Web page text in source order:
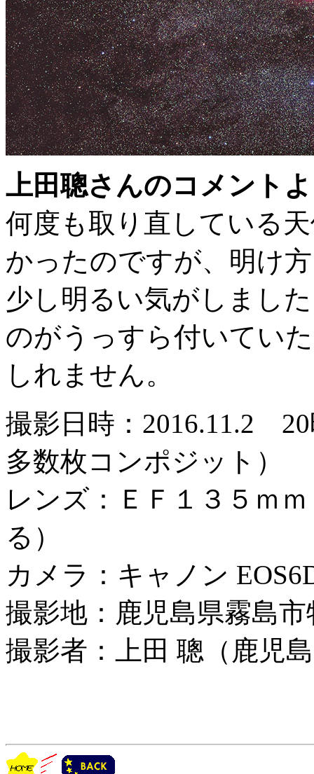
上田聰さんのコメント
何度も取り直している
かったのですが、明け
少し明るい気がしまし
のがうっすら付いてい
しれません。
撮影日時：2016.11.2
多数枚コンポジット）
レンズ：ＥＦ１３５ｍ
る）
カメラ：キャノン
撮影地：鹿児島県霧島
撮影者：上田 聰（鹿児